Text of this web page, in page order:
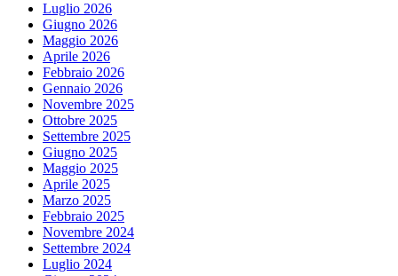
Luglio 2026
Giugno 2026
Maggio 2026
Aprile 2026
Febbraio 2026
Gennaio 2026
Novembre 2025
Ottobre 2025
Settembre 2025
Giugno 2025
Maggio 2025
Aprile 2025
Marzo 2025
Febbraio 2025
Novembre 2024
Settembre 2024
Luglio 2024